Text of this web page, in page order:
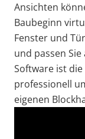
Ansichten
Baubeginn
Fenster und
und passen
Software ist
professionell
eigenen